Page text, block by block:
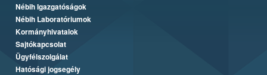
Nébih Igazgatóságok
Nébih Laboratóriumok
Kormányhivatalok
Sajtókapcsolat
Ügyfélszolgálat
Hatósági jogsegély